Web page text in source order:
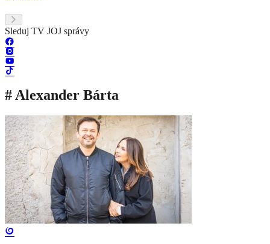
Sleduj TV JOJ správy
# Alexander Bárta